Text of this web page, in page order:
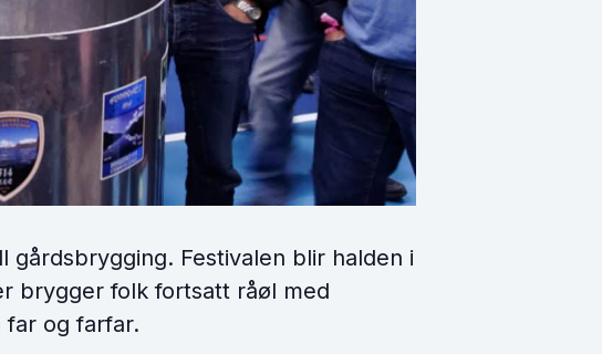
Festivalen blir halden i
brygger folk fortsatt råøl med
far og farfar.